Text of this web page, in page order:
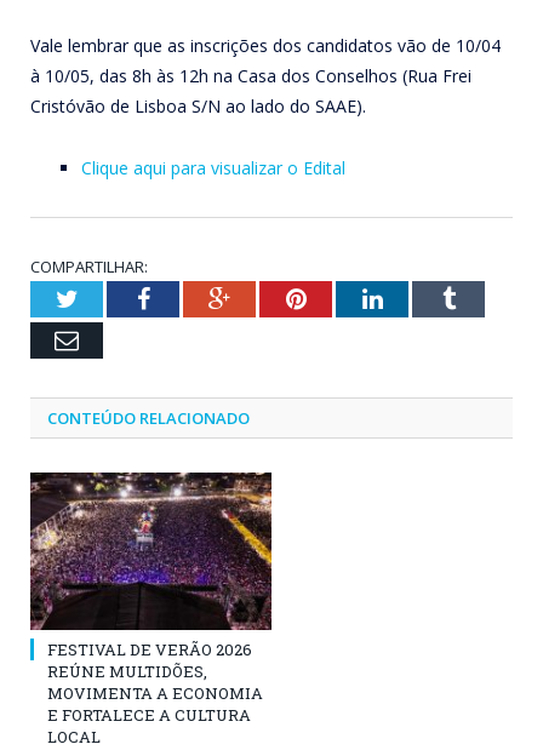
Vale lembrar que as inscrições dos candidatos vão de 10/04
à 10/05, das 8h às 12h na Casa dos Conselhos (Rua Frei
Cristóvão de Lisboa S/N ao lado do SAAE).
Clique aqui para visualizar o Edital
COMPARTILHAR:
TwitterFacebookGoogle+PinterestLinkedInTumblr
Email
CONTEÚDO RELACIONADO
FESTIVAL DE VERÃO 2026
REÚNE MULTIDÕES,
MOVIMENTA A ECONOMIA
E FORTALECE A CULTURA
LOCAL